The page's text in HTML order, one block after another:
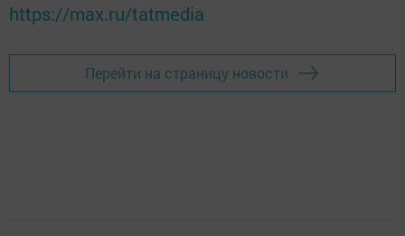
https://max.ru/tatmedia
Перейти на страницу новости